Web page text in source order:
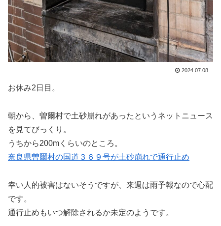
2024.07.08
お休み2日目。
朝から、曽爾村で土砂崩れがあったというネットニュース
を見てびっくり。
うちから200mくらいのところ。
奈良県曽爾村の国道３６９号が土砂崩れで通行止め
幸い人的被害はないそうですが、来週は雨予報なので心配
です。
通行止めもいつ解除されるか未定のようです。